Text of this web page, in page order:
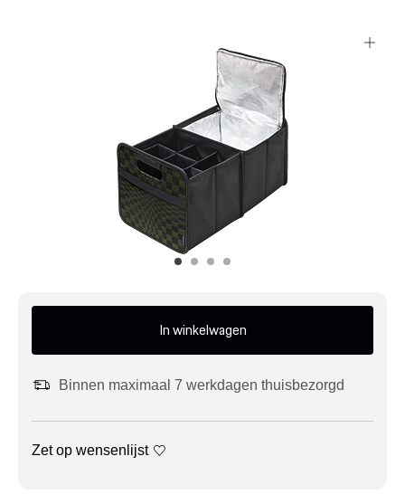
Porsche informatie
In winkelwagen
Binnen maximaal 7 werkdagen thuisbezorgd
Zet op wensenlijst